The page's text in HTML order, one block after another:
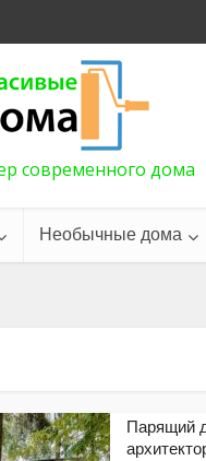
современного дома
Необычные дома
Парящий